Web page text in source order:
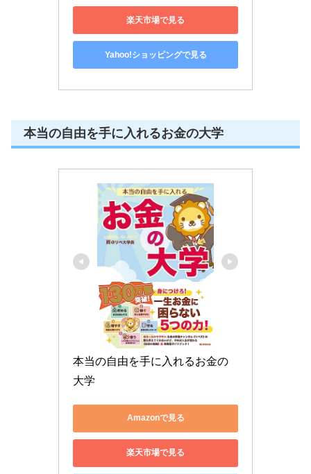
楽天市場で見る
Yahoo!ショッピングで見る
本当の自由を手に入れるお金の大学
本当の自由を手に入れるお金の
大学
Amazonで見る
楽天市場で見る